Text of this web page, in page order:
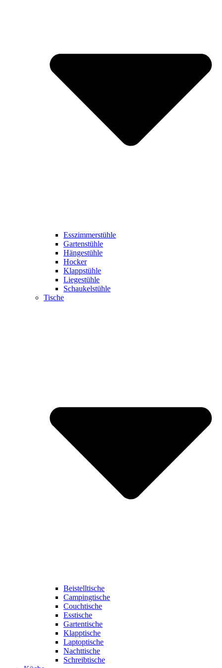
Esszimmerstühle
Gartenstühle
Hängestühle
Hocker
Klappstühle
Liegestühle
Schaukelstühle
Tische
Beistelltische
Campingtische
Couchtische
Esstische
Gartentische
Klapptische
Laptoptische
Nachttische
Schreibtische